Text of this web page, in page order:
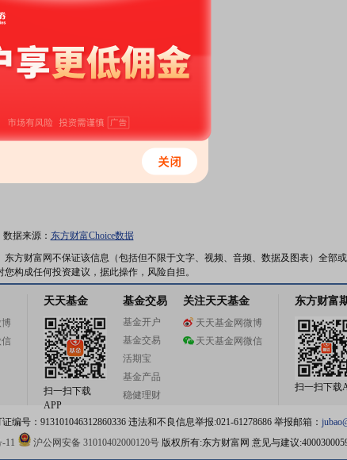
数据来源： 东方财富Choice数据
方财富网不保证该信息（包括但不限于文字、视频、音频、数据及图表）全部
构成任何投资建议，据此操作，风险自担。
信
天天基金
扫一扫下载
APP
基金交易
基金开户
基金交易
活期宝
基金产品
稳健理财
关注天天基金
天天基金网微博
天天基金网微信
东方财富
扫一扫下载
号：913101046312860336 违法和不良信息举报:021-61278686 举报邮箱：
11 沪公网安备 31010402000120号版权所有:东方财富网 意见与建议